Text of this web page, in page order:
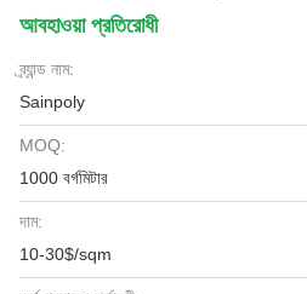
আবহাওয়া প্রতিরোধী
ব্র্যান্ড নাম:
Sainpoly
MOQ:
1000 বর্গমিটার
দাম:
10-30$/sqm